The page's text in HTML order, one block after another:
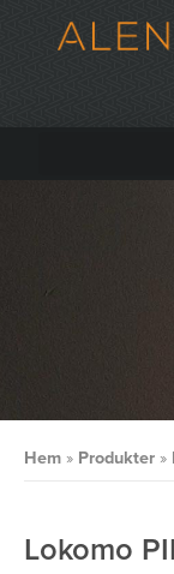
Hem » Produkter »
Lokomo